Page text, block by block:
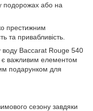
подорожах або на
престижним
та привабливість.
воду Baccarat Rouge 540
важливим елементом
подарунком для
сезону завдяки